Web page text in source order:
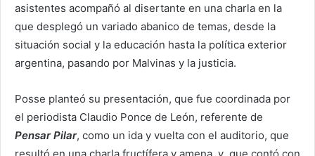
asistentes acompañó al disertante en una charla en la
que desplegó un variado abanico de temas, desde la
situación social y la educación hasta la política exterior
argentina, pasando por Malvinas y la justicia.
Posse planteó su presentación, que fue coordinada por
el periodista Claudio Ponce de León, referente de
Pensar Pilar, como un ida y vuelta con el auditorio, que
resultó en una charla fructífera y amena, y que contó con